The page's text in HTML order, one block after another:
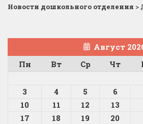
Новости дошкольного отделения >
Август
Пн
Вт Ср Чт
3
4 5 6
10
11 12 13
17
18 19 20